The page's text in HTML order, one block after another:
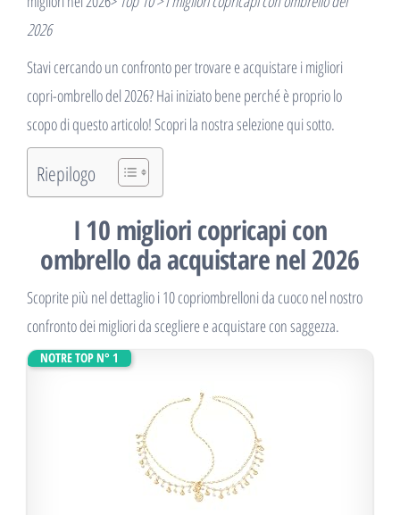
2026
Stavi cercando un confronto per trovare e acquistare i migliori
copri-ombrello del 2026? Hai iniziato bene perché è proprio lo
scopo di questo articolo! Scopri la nostra selezione qui sotto.
Riepilogo
I 10 migliori copricapi con
ombrello da acquistare nel 2026
Scoprite più nel dettaglio i 10 copriombrelloni da cuoco nel nostro
confronto dei migliori da scegliere e acquistare con saggezza.
NOTRE TOP N° 1